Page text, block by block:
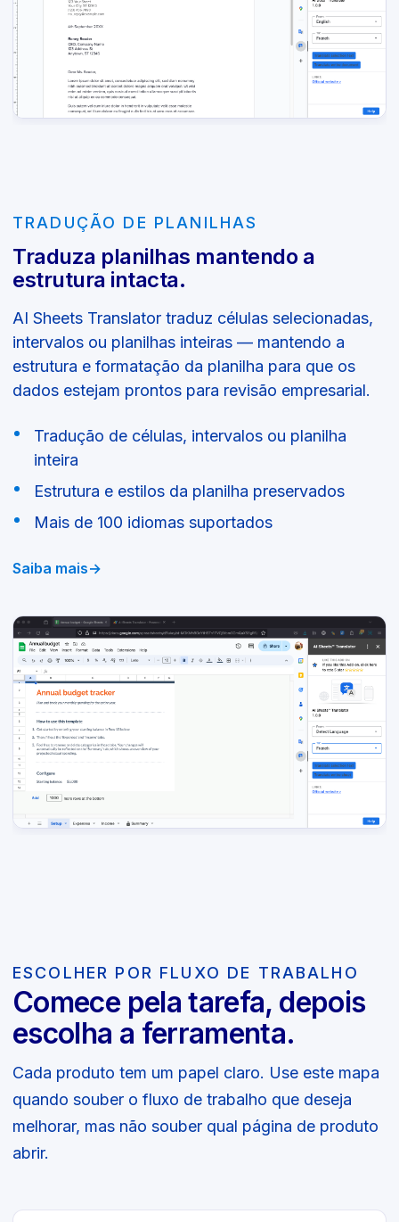
TRADUÇÃO DE PLANILHAS
Traduza planilhas mantendo a
estrutura intacta.
AI Sheets Translator traduz células selecionadas,
intervalos ou planilhas inteiras — mantendo a
estrutura e formatação da planilha para que os
dados estejam prontos para revisão empresarial.
Tradução de células, intervalos ou planilha
inteira
Estrutura e estilos da planilha preservados
Mais de 100 idiomas suportados
Saiba mais→
ESCOLHER POR FLUXO DE TRABALHO
Comece pela tarefa, depois
escolha a ferramenta.
Cada produto tem um papel claro. Use este mapa
quando souber o fluxo de trabalho que deseja
melhorar, mas não souber qual página de produto
abrir.